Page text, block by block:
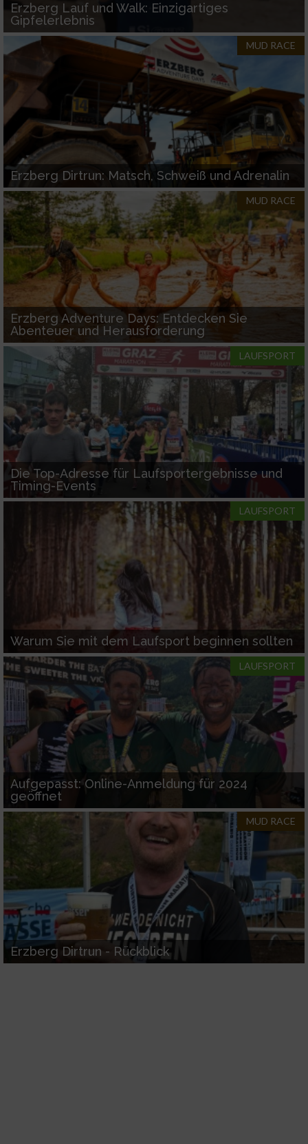
Erzberg Lauf und Walk: Einzigartiges
Gipfelerlebnis
MUD RACE
Erzberg Dirtrun: Matsch, Schweiß und Adrenalin
MUD RACE
Erzberg Adventure Days: Entdecken Sie
Abenteuer und Herausforderung
LAUFSPORT
Die Top-Adresse für Laufsportergebnisse und
Timing-Events
LAUFSPORT
Warum Sie mit dem Laufsport beginnen sollten
LAUFSPORT
Aufgepasst: Online-Anmeldung für 2024
geöffnet
MUD RACE
Erzberg Dirtrun - Rückblick